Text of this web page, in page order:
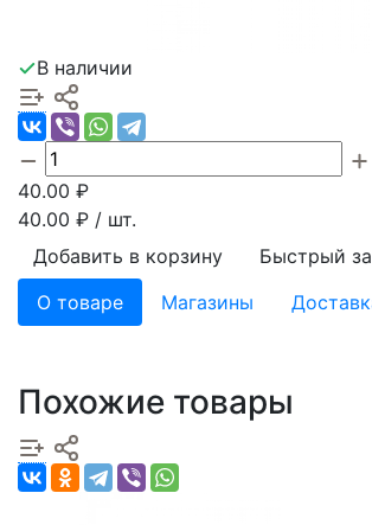
В наличии
40.00 ₽
40.00 ₽ / шт.
Добавить в корзину
Быстрый
О товаре
Магазины
Похожие товары